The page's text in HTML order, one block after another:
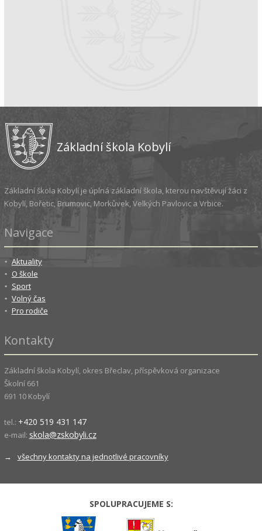
Základní škola Kobylí
Základní škola Kobylí je úplná základní škola, kterou navštěvují žáci z
Kobylí, Bořetic, Brumovic, Morkůvek, Velkých Pavlovic a Vrbice.
Navigace
Aktuality
O škole
Sport
Volný čas
Pro rodiče
Kontakty
Základní škola Kobylí, okres Břeclav, příspěvková organizace
Školní 661
691 10 Kobylí
tel.: +420 519 431 147
e-mail: skola@zskobyli.cz
→ všechny kontakty na jednotlivé pracovníky
SPOLUPRACUJEME S: